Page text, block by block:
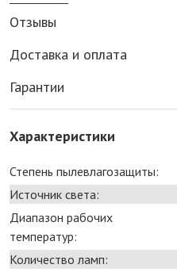
Отзывы
Доставка и оплата
Гарантии
Характеристики
Степень пылевлагозащиты:
Источник света:
Диапазон рабочих
температур:
Количество ламп: